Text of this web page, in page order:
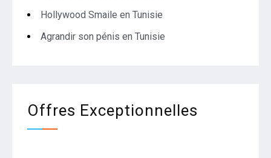
Hollywood Smaile en Tunisie
Agrandir son pénis en Tunisie
Offres Exceptionnelles